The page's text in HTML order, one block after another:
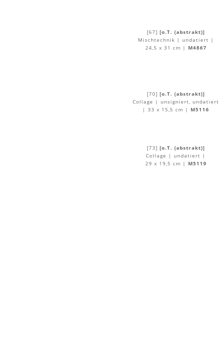
[67] [o.T. (abstrakt)]
Mischtechnik | undatiert |
24,5 x 31 cm |
M4867
[70] [o.T. (abstrakt)]
Collage | unsigniert, undatiert
| 33 x 15,5 cm |
M5116
[73] [o.T. (abstrakt)]
Collage | undatiert |
29 x 19,5 cm |
M5119